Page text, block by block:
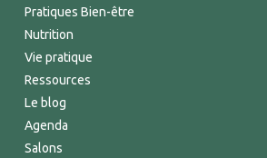
Pratiques Bien-être
Nutrition
Vie pratique
Ressources
Le blog
Agenda
Salons